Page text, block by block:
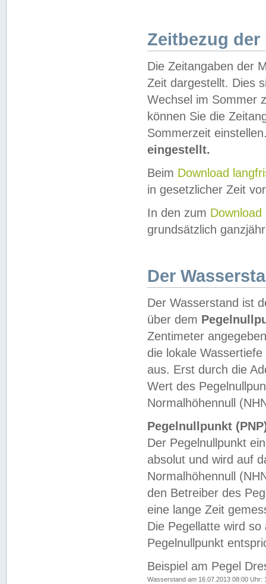
Zeitbezug der
Die Zeitangaben der
Zeit dargestellt. Dies
Wechsel im Sommer
können Sie die
Sommerzeit
eingestellt.
Beim Download
in gesetzlicher Zeit
In den zum Download
grundsätzlich
Der
Der Wasserstand ist
über dem
Zentimeter
die lokale
aus. Erst durch die
Wert des
Normalhöhennull
Pegelnullpunkt
Der Pegelnullpunkt
absolut und wird auf
Normalhöhennull
den Betreiber des
eine lange Zeit
Die Pegellatte wird
Pegelnullpunkt
Beispiel am Pegel
Wasserstand am 16.07.2013 08:00 Uhr: